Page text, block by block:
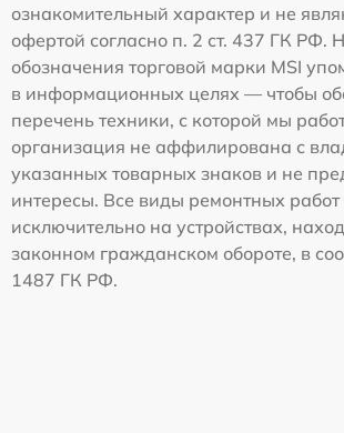
ознакомительный характер и не
офертой согласно п. 2 ст. 437 ГК РФ.
обозначения торговой марки MSI
в информационных целях — чтобы
перечень техники, с которой мы
организация не аффилирована с
указанных товарных знаков и не
интересы. Все виды ремонтных
исключительно на устройствах,
законном гражданском обороте, в
1487 ГК РФ.